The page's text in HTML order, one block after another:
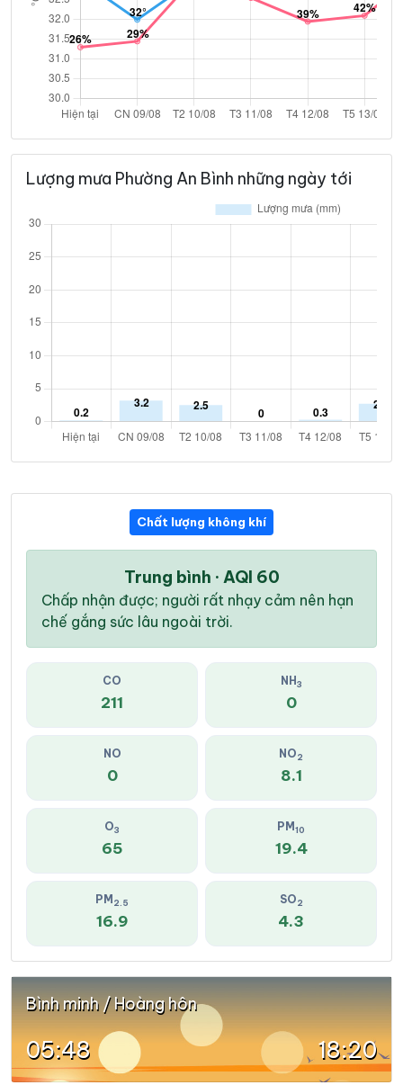
Lượng mưa Phường An Bình những ngày tới
Chất lượng không khí
Trung bình · AQI 60
Chấp nhận được; người rất nhạy cảm nên hạn
chế gắng sức lâu ngoài trời.
CO
211
NH 3
0
NO
0
NO2
8.1
O3
65
PM 10
19.4
PM 2.5
16.9
SO2
4.3
Bình minh / Hoàng hôn
05:48 18:20